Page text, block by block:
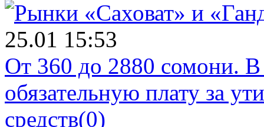
25.01 15:53
От 360 до 2880 сомони. В
обязательную плату за
средств(0)